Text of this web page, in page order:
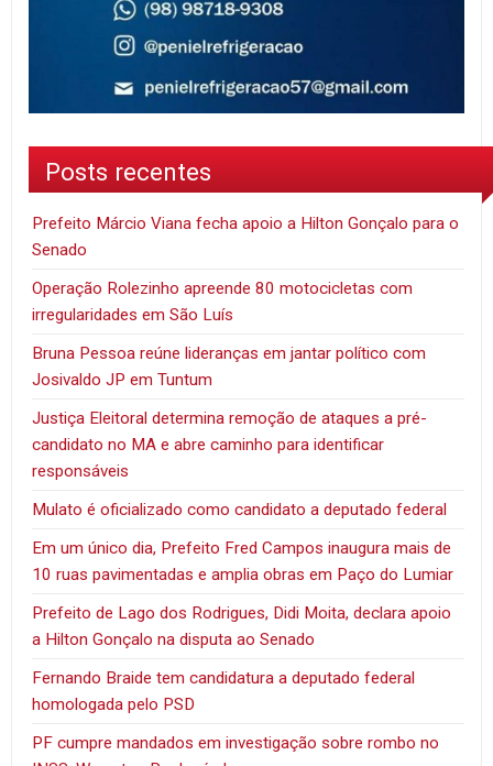
Posts recentes
Prefeito Márcio Viana fecha apoio a Hilton Gonçalo para o
Senado
Operação Rolezinho apreende 80 motocicletas com
irregularidades em São Luís
Bruna Pessoa reúne lideranças em jantar político com
Josivaldo JP em Tuntum
Justiça Eleitoral determina remoção de ataques a pré-
candidato no MA e abre caminho para identificar
responsáveis
Mulato é oficializado como candidato a deputado federal
Em um único dia, Prefeito Fred Campos inaugura mais de
10 ruas pavimentadas e amplia obras em Paço do Lumiar
Prefeito de Lago dos Rodrigues, Didi Moita, declara apoio
a Hilton Gonçalo na disputa ao Senado
Fernando Braide tem candidatura a deputado federal
homologada pelo PSD
PF cumpre mandados em investigação sobre rombo no